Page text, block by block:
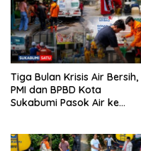
Tiga Bulan Krisis Air Bersih,
PMI dan BPBD Kota
Sukabumi Pasok Air ke